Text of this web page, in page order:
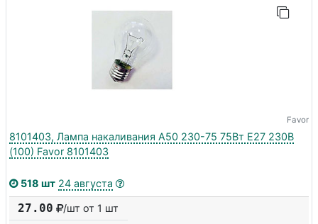
Favor
8101403, Лампа накаливания А50 230-75 75Вт E27 230В
(100) Favor 8101403
518 шт 24 августа
27.00 /шт от 1 шт